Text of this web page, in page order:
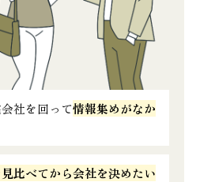
社を回って情報集めがなか
比べてから会社を決めたい